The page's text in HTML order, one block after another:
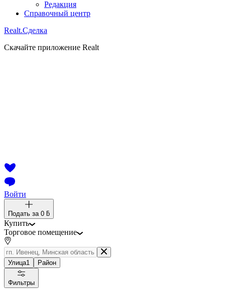
Редакция
Справочный центр
Realt.Сделка
Скачайте приложение Realt
Войти
Подать за 0 ƃ
Купить
Торговое помещение
Улица1 Район
Фильтры